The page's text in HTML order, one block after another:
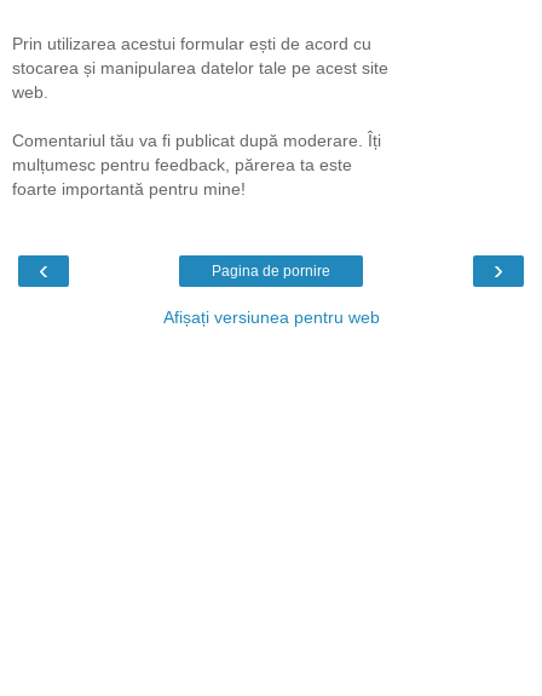
Prin utilizarea acestui formular ești de acord cu
stocarea și manipularea datelor tale pe acest site
web.
Comentariul tău va fi publicat după moderare. Îți
mulțumesc pentru feedback, părerea ta este
foarte importantă pentru mine!
‹ ›
Pagina de pornire
Afișați versiunea pentru web